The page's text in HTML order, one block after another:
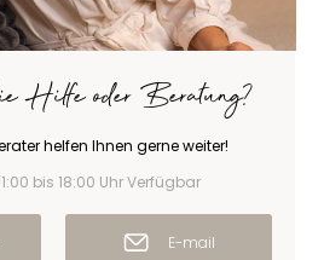
Hilfe oder Beratung?
helfen Ihnen gerne weiter!
bis 18:00 Uhr Verfügbar
E-mail